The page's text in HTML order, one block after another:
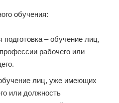
обучения:
– обучение лиц,
рабочего или
лиц, уже имеющих
или должность